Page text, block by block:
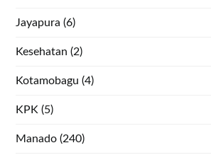
Jayapura (6)
Kesehatan (2)
Kotamobagu (4)
KPK (5)
Manado (240)